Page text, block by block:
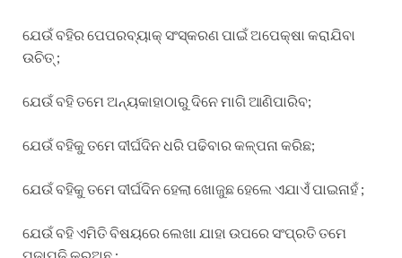
ଯେଉଁ ବହିର ପେପରବ୍ୟାକ୍ ସଂସ୍କରଣ ପାଇଁ ଅପେକ୍ଷା କରାଯିବା
ଉଚିତ୍ ;
ଯେଉଁ ବହି ତମେ ଅନ୍ୟକାହାଠାରୁ ଦିନେ ମାଗି ଆଣିପାରିବ;
ଯେଉଁ ବହିକୁ ତମେ ଦୀର୍ଘଦିନ ଧରି ପଢିବାର କଳ୍ପନା କରିଛ;
ଯେଉଁ ବହିକୁ ତମେ ଦୀର୍ଘଦିନ ହେଲା ଖୋଜୁଛ ହେଲେ ଏଯାଏଁ ପାଇନାହଁ ;
ଯେଉଁ ବହି ଏମିତି ବିଷୟରେ ଲେଖା ଯାହା ଉପରେ ସଂପ୍ରତି ତମେ